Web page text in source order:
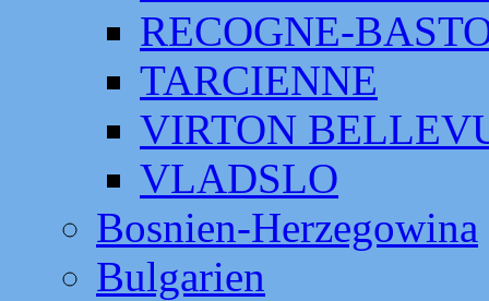
RECOGNE-
TARCIENNE
VIRTON
VLADSLO
Bosnien-Herzegowina
Bulgarien